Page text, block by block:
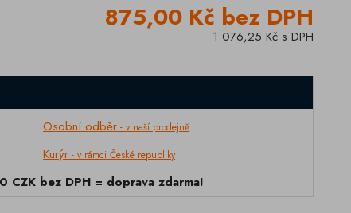
875,00 Kč bez DPH
1 076,25 Kč s DPH
Osobní odběr - v naší prodejně
Kurýr - v rámci České republiky
bez DPH = doprava zdarma!